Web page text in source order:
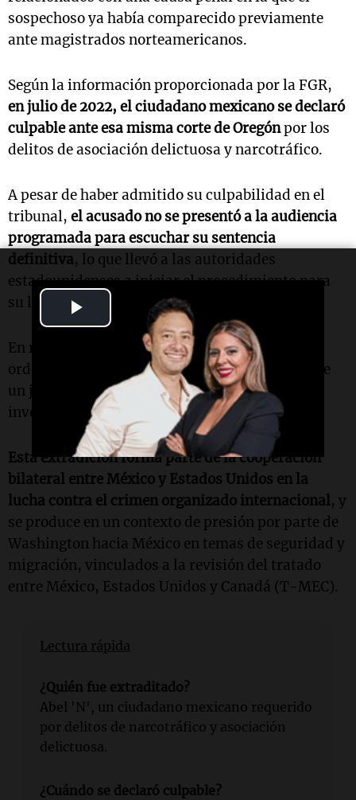
Video
sospechoso ya había comparecido previamente
ante magistrados norteamericanos.
Según la información proporcionada por la FGR,
en julio de 2022, el ciudadano mexicano se declaró
culpable ante esa misma corte de Oregónpor los
delitos de asociación delictuosa y narcotráfico.
A pesar de haber admitido su culpabilidad en el
tribunal, el acusado no se presentó a la audiencia
programada para escuchar su sentencia
definitiva, lo que llevó a las autoridades
estadounidenses a iniciar el procedimiento para
su localización y extradición.
En respuesta a la situación, la FGR solicitó una
orden de detención con fines de extradición ante
un juez federal mexicano, a pedido de los
investigadores de Estados Unidos.
Esta extradición forma parte de la cooperación
bilateral entre México y Estados Unidos en la
lucha contra el crimen organizado internacional, y
se produce en un contexto de presión por parte de
Washington hacia México en temas de seguridad y
migración, vinculados a la revisión del tratado
entre México, Estados Unidos y Canadá (T-MEC).
Lectura rápida
¿Quién fue extraditado?
Abel 'N', un ciudadano mexicano requerido
por delitos de narcotráfico y asociación
delictuosa.
¿Cuándo se declaró culpable?